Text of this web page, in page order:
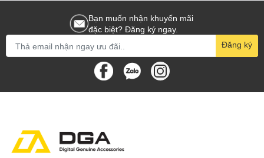
Bạn muốn nhận khuyến mãi
đặc biệt? Đăng ký ngay.
Đăng ký